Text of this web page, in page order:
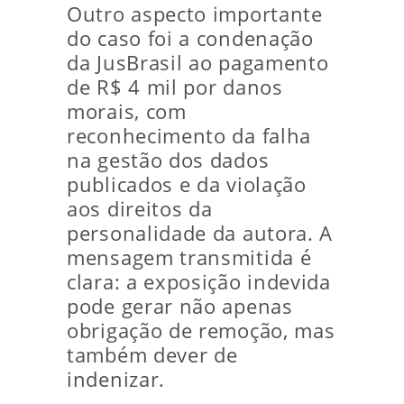
Outro aspecto importante
do caso foi a condenação
da JusBrasil ao pagamento
de R$ 4 mil por danos
morais, com
reconhecimento da falha
na gestão dos dados
publicados e da violação
aos direitos da
personalidade da autora. A
mensagem transmitida é
clara: a exposição indevida
pode gerar não apenas
obrigação de remoção, mas
também dever de
indenizar.